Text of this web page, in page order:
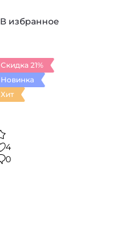
В избранное
Скидка 21%
Новинка
Хит
4
0